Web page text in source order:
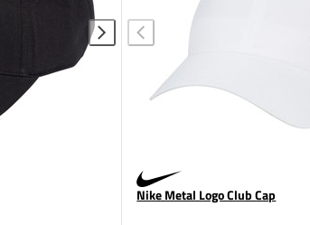
Nike Metal Logo Club Cap